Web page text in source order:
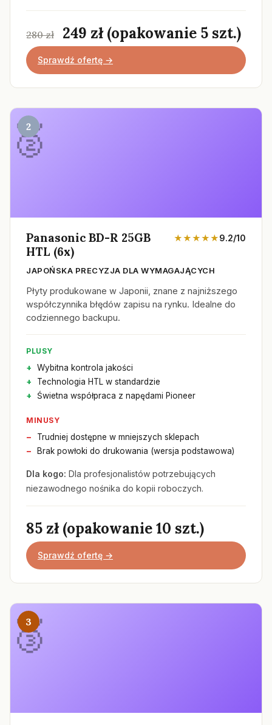
280 zł 249 zł (opakowanie 5 szt.)
Sprawdź ofertę →
2
Panasonic BD-R 25GB
HTL (6x)
★★★★★9.2/10
JAPOŃSKA PRECYZJA DLA WYMAGAJĄCYCH
Płyty produkowane w Japonii, znane z najniższego
współczynnika błędów zapisu na rynku. Idealne do
codziennego backupu.
PLUSY
Wybitna kontrola jakości
Technologia HTL w standardzie
Świetna współpraca z napędami Pioneer
MINUSY
Trudniej dostępne w mniejszych sklepach
Brak powłoki do drukowania (wersja podstawowa)
Dla kogo: Dla profesjonalistów potrzebujących
niezawodnego nośnika do kopii roboczych.
85 zł (opakowanie 10 szt.)
Sprawdź ofertę →
3